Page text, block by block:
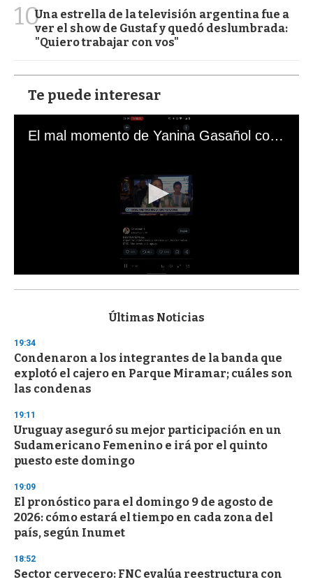
10Una estrella de la televisión argentina fue a
ver el show de Gustaf y quedó deslumbrada:
"Quiero trabajar con vos"
Te puede interesar
El mal momento de Yanina Gasañol con un hincha argentino en "Subrayado"
s
d
s
o
f
3
s
e
c
o
n
d
Últimas Noticias
19:34
Condenaron a los integrantes de la banda que
explotó el cajero en Parque Miramar; cuáles son
las condenas
19:11
Uruguay aseguró su mejor participación en un
Sudamericano Femenino e irá por el quinto
puesto este domingo
19:09
El pronóstico para el domingo 9 de agosto de
2026: cómo estará el tiempo en cada zona del
país, según Inumet
18:52
Sector cervecero: FNC evalúa reestructura con